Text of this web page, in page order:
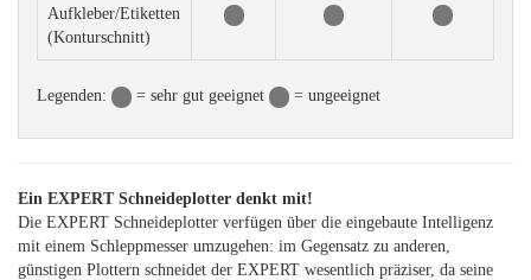
Aufkleber/Etiketten
(Konturschnitt)
Legenden: = sehr gut geeignet = ungeeignet
Ein EXPERT Schneideplotter denkt mit!
Die EXPERT Schneideplotter verfügen über die eingebaute Intelligenz
mit einem Schleppmesser umzugehen: im Gegensatz zu anderen,
günstigen Plottern schneidet der EXPERT wesentlich präziser, da seine